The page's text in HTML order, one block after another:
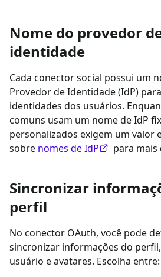
Nome do provedor
identidade
Cada conector social possui um
Provedor de Identidade (IdP)
identidades dos usuários.
comuns usam um nome de IdP
personalizados exigem um valor
sobre nomes de IdP para mais
Sincronizar
perfil
No conector OAuth, você pode
sincronizar informações do
usuário e avatares. Escolha entre: